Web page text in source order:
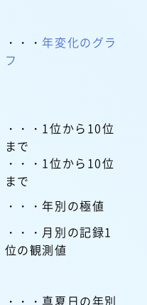
・・・年変化のグラ
フ
・・・1位から10位
まで
・・・1位から10位
まで
・・・年別の極値
・・・月別の記録1
位の観測値
・・・真夏日の年別